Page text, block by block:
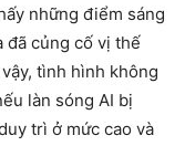
những điểm sáng
đã củng cố vị thế
tình hình không
làn sóng AI bị
trì ở mức cao và